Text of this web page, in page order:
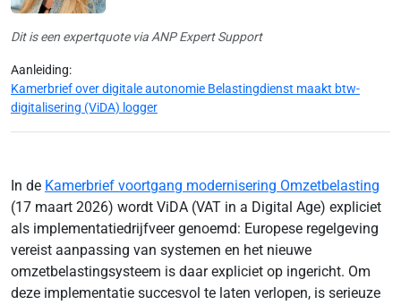
Dit is een expertquote via ANP Expert Support
Aanleiding:
Kamerbrief over digitale autonomie Belastingdienst maakt btw-
digitalisering (ViDA) logger
In de Kamerbrief voortgang modernisering Omzetbelasting
(17 maart 2026) wordt ViDA (VAT in a Digital Age) expliciet
als implementatiedrijfveer genoemd: Europese regelgeving
vereist aanpassing van systemen en het nieuwe
omzetbelastingsysteem is daar expliciet op ingericht. Om
deze implementatie succesvol te laten verlopen, is serieuze